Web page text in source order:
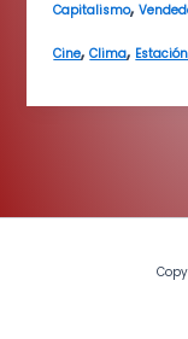
Capitalismo,
Cine,Clima, Estación